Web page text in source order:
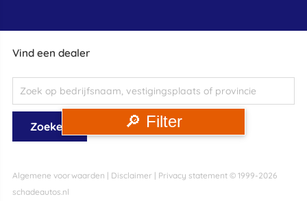
🔎 Filter
Vind een dealer
Algemene voorwaarden | Disclaimer | Privacy statement© 1999-2026
schadeautos.nl